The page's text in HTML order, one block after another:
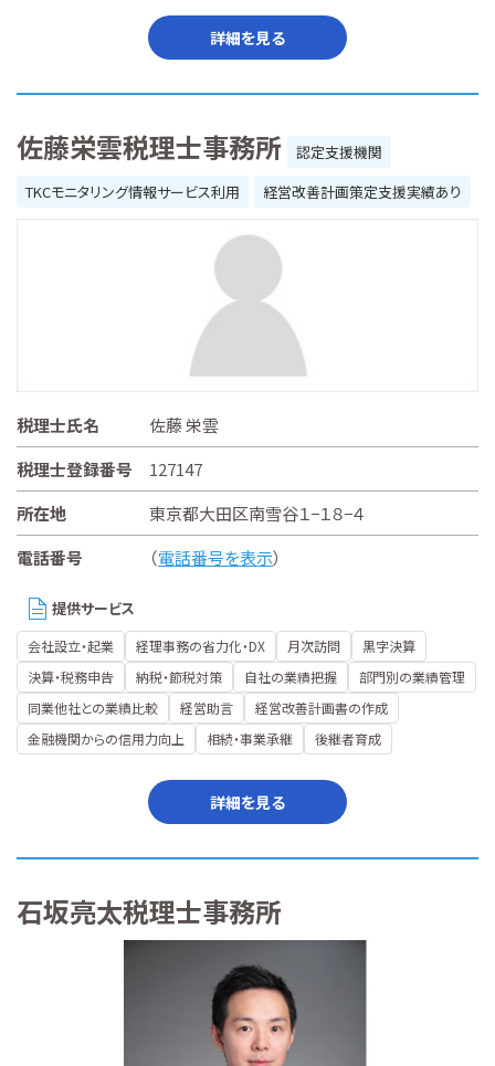
詳細を見る
佐藤栄雲税理士事務所
認定支援機関
TKCモニタリング情報サービス利用
経営改善計画策定支援実績あり
税理士氏名
佐藤 栄雲
税理士登録番号
127147
所在地
東京都大田区南雪谷１−１８−４
電話番号
（電話番号を表示）
提供サービス
会社設立・起業 経理事務の省力化・DX 月次訪問
黒字決算
決算・税務申告
納税・節税対策 自社の業績把握
部門別の業績管理
同業他社との業績比較
経営助言
経営改善計画書の作成
金融機関からの信用力向上
相続・事業承継 後継者育成
詳細を見る
石坂亮太税理士事務所